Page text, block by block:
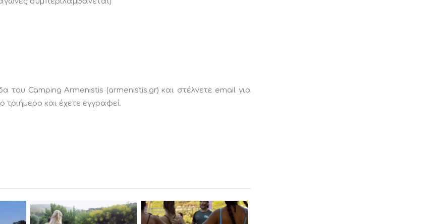
του Camping Armenistis (armenistis.gr) και στέλνετε email για
και έχετε εγγραφεί.